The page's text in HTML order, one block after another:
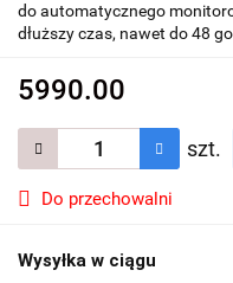
do automatycznego
dłuższy czas, nawet do 48
5990.00
szt.
Do przechowalni
Wysyłka w ciągu